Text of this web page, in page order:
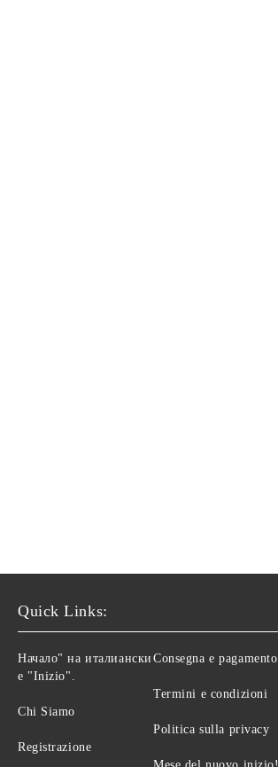
Quick Links:
Начало" на италиански
е "Inizio".
Chi Siamo
Registrazione
Consegna e pagamento
Termini e condizioni
Politica sulla privacy